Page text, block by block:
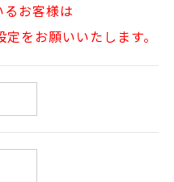
お客様は
をお願いいたします。